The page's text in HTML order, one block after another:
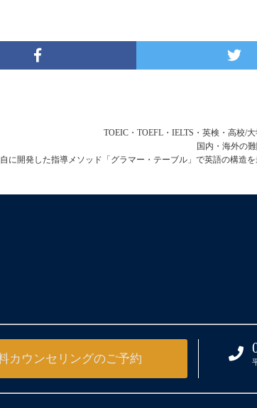
TOEIC・TOEFL・IELTS・英検・高校/
国内・海外の
に開発した指導メソッド「グラマー・テーブル」で英語の構造
カウンセリングのご予約